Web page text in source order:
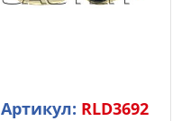
Артикул: RLD3692